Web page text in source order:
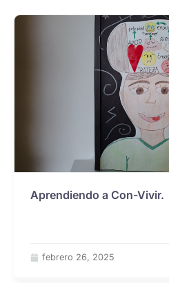
Aprendiendo a Con-Vivir.
febrero 26, 2025